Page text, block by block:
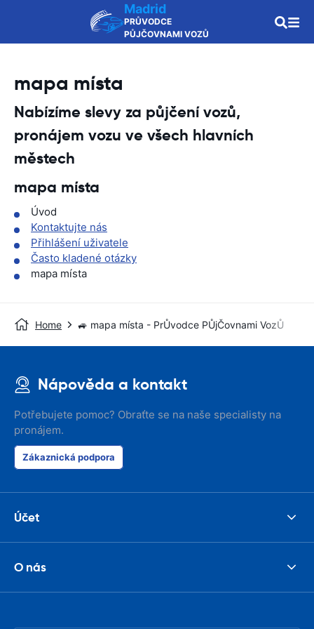
Madrid
PRŮVODCE
PŮJČOVNAMI VOZŮ
mapa místa
Nabízíme slevy za půjčení vozů,
pronájem vozu ve všech hlavních
městech
mapa místa
Úvod
Kontaktujte nás
Přihlášení uživatele
Často kladené otázky
mapa místa
Home 🚙 mapa místa - PrŮvodce PŮjČovnami VozŮ
Nápověda a kontakt
Potřebujete pomoc? Obraťte se na naše specialisty na
pronájem.
Zákaznická podpora
Účet
O nás